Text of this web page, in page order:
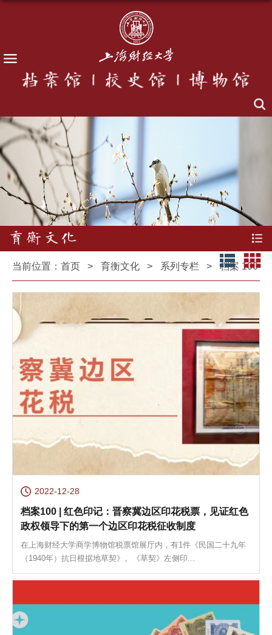
育衡文化
当前位置： 首页 > 育衡文化 > 系列专栏 > 档案 100
2022-12-28
档案100 | 红色印记：晋察冀边区印花税票，见证红色
政权领导下的第一个边区印花税征收制度
在上海财经大学商学博物馆税票馆展厅内，有1件《民国二十九年
（1940年）抗日根据地草契》。《草契》左侧印...